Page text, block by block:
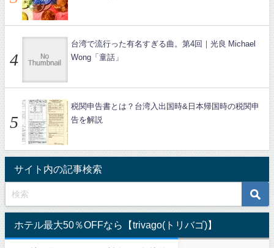
台湾で流行った有名すぎる曲。第4回｜光良 Michael
Wong「童話」
税関申告書とは？台湾入出国時&日本帰国時の税関申
告を解説
サイト内の記事検索
ホテル最大50％OFFなら【trivago(トリバゴ)】